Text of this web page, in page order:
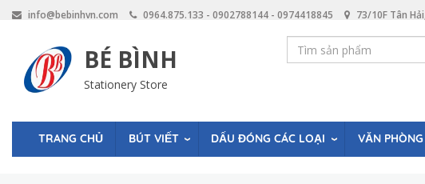
Skip
content
info@bebinhvn.com 0964.875.133 - 0902788144 - 0974418845 73/10F Tân
BÉ BÌNH
Stationery Store
TRANG CHỦ BÚT VIẾT DẤU ĐÓNG CÁC LOẠI VĂN